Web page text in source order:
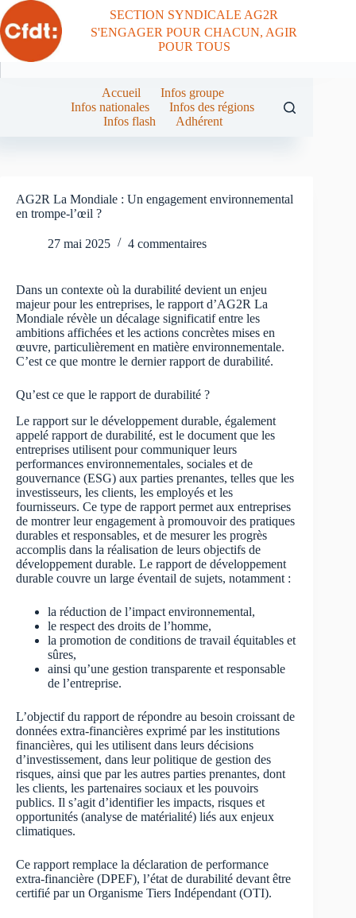
Passer
au
contenu
SECTION SYNDICALE AG2R
S'ENGAGER POUR CHACUN, AGIR
POUR TOUS
Accueil
Infos groupe
Infos nationales
Infos des régions
Infos flash
Adhérent
AG2R La Mondiale : Un engagement environnemental
en trompe-l’œil ?
27 mai 2025 4 commentaires
Dans un contexte où la durabilité devient un enjeu
majeur pour les entreprises, le rapport d’AG2R La
Mondiale révèle un décalage significatif entre les
ambitions affichées et les actions concrètes mises en
œuvre, particulièrement en matière environnementale.
C’est ce que montre le dernier rapport de durabilité.
Qu’est ce que le rapport de durabilité ?
Le rapport sur le développement durable, également
appelé rapport de durabilité, est le document que les
entreprises utilisent pour communiquer leurs
performances environnementales, sociales et de
gouvernance (ESG) aux parties prenantes, telles que les
investisseurs, les clients, les employés et les
fournisseurs. Ce type de rapport permet aux entreprises
de montrer leur engagement à promouvoir des pratiques
durables et responsables, et de mesurer les progrès
accomplis dans la réalisation de leurs objectifs de
développement durable. Le rapport de développement
durable couvre un large éventail de sujets, notamment :
la réduction de l’impact environnemental,
le respect des droits de l’homme,
la promotion de conditions de travail équitables et
sûres,
ainsi qu’une gestion transparente et responsable
de l’entreprise.
L’objectif du rapport de répondre au besoin croissant de
données extra-financières exprimé par les institutions
financières, qui les utilisent dans leurs décisions
d’investissement, dans leur politique de gestion des
risques, ainsi que par les autres parties prenantes, dont
les clients, les partenaires sociaux et les pouvoirs
publics. Il s’agit d’identifier les impacts, risques et
opportunités (analyse de matérialité) liés aux enjeux
climatiques.
Ce rapport remplace la déclaration de performance
extra-financière (DPEF), l’état de durabilité devant être
certifié par un Organisme Tiers Indépendant (OTI).